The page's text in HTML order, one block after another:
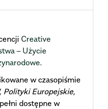
Creative
– Użycie
.
w czasopiśmie
Polityki Europejskie,
dostępne w